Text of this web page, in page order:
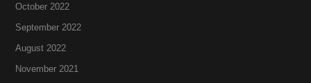
October 2022
September 2022
August 2022
November 2021